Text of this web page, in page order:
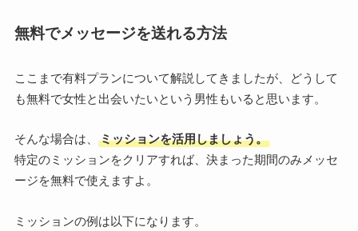
無料でメッセージを送れる方法
ここまで有料プランについて解説してきましたが、どうして
も無料で女性と出会いたいという男性もいると思います。
そんな場合は、
ミッションを活用しましょう。
特定のミッションをクリアすれば、決まった期間のみメッセ
ージを無料で使えますよ。
ミッションの例は以下になります。